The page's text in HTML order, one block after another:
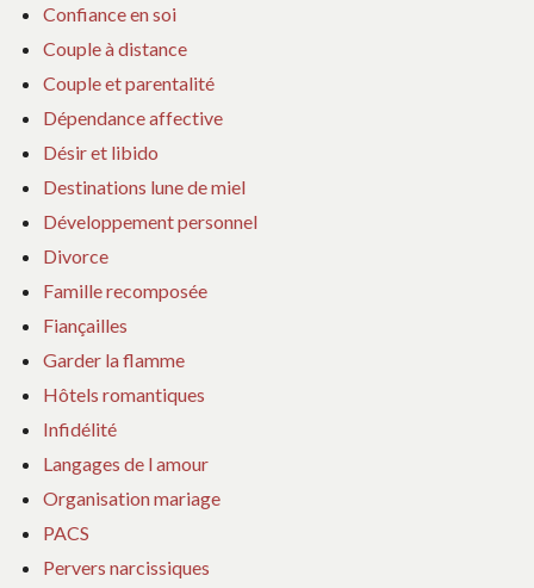
Confiance en soi
Couple à distance
Couple et parentalité
Dépendance affective
Désir et libido
Destinations lune de miel
Développement personnel
Divorce
Famille recomposée
Fiançailles
Garder la flamme
Hôtels romantiques
Infidélité
Langages de l amour
Organisation mariage
PACS
Pervers narcissiques